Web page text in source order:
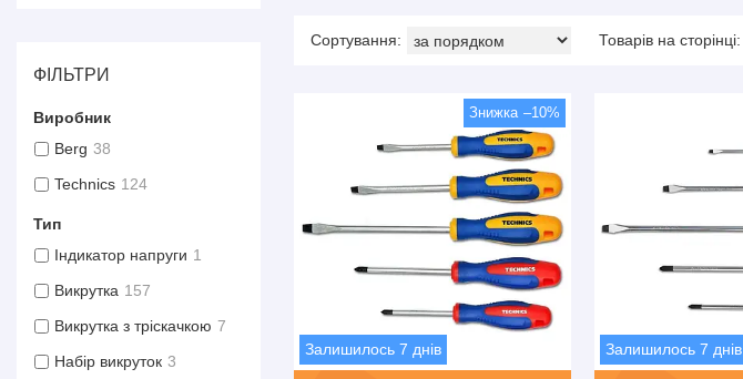
–10%
Залишилось 7 днів Залишилось 7 днів
ФІЛЬТРИ
Виробник
Berg 38
Technics 124
Тип
Індикатор напруги 1
Викрутка 157
Викрутка з тріскачкою 7
Набір викруток 3